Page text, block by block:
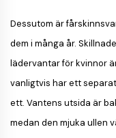
Dessutom är
dem i många år.
lädervantar för kvinnor
vanligtvis har ett
ett. Vantens utsida är
medan den mjuka ullen